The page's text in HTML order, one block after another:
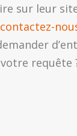
sur leur
requête